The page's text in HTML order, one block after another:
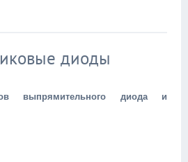
диоды
выпрямительного диода и